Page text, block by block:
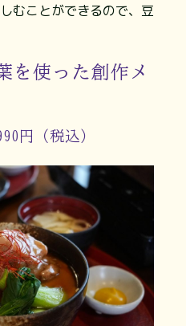
むことができるので、豆
を使った創作メ
円（税込）